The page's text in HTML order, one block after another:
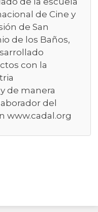
de Cine y
de San
de los Baños,
con la
de manera
del
www.cadal.org